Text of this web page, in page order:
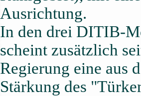
Ausrichtung.
In den drei DITIB-
scheint zusätzlich
Regierung eine aus
Stärkung des